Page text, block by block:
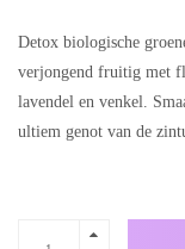
Detox biologische
verjongend fruitig met
lavendel en venkel.
ultiem genot van de